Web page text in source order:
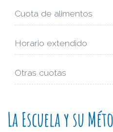
Cuota de alimentos
Horario extendido
Otras cuotas
La Escuela y su